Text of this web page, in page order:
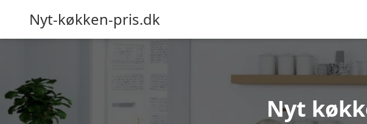
Nyt-køkken-pris.dk
Nyt